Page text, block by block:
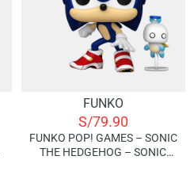
FUNKO
S/79.90
FUNKO POP! GAMES – SONIC
THE HEDGEHOG – SONIC